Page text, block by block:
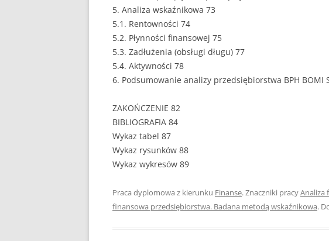
PRAWO
SAMORZĄD TERYTORIALNY
5. Analiza wskaźnikowa 73
5.1. Rentowności 74
5.2. Płynności finansowej 75
5.3. Zadłużenia (obsługi długu) 77
5.4. Aktywności 78
6. Podsumowanie analizy przedsiębiorstwa BPH BOMI
ZAKOŃCZENIE 82
BIBLIOGRAFIA 84
Wykaz tabel 87
Wykaz rysunków 88
Wykaz wykresów 89
Praca dyplomowa z kierunku Finanse. Znaczniki pracyAnaliza
finansowa przedsiębiorstwa. Badana metodą wskaźnikowa.